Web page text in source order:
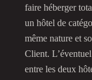
faire héberger
un hôtel de
même nature et
Client.
entre les deux